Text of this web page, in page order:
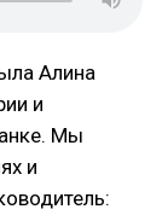
Алина
и
Мы
и